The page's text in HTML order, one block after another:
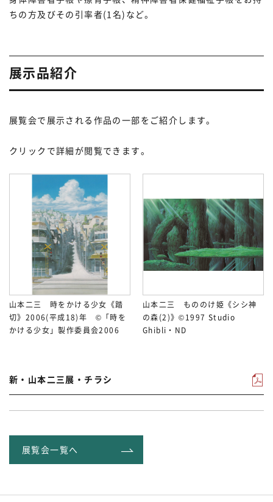
ちの方及びその引率者(1名)など。
展示品紹介
展覧会で展示される作品の一部をご紹介します。
クリックで詳細が閲覧できます。
山本二三 時をかける少女《踏
切》2006(平成18)年 ©「時を
かける少女」製作委員会2006
山本二三 もののけ姫《シシ神
の森(2)》©1997 Studio
Ghibli・ND
新・山本二三展・チラシ
展覧会一覧へ